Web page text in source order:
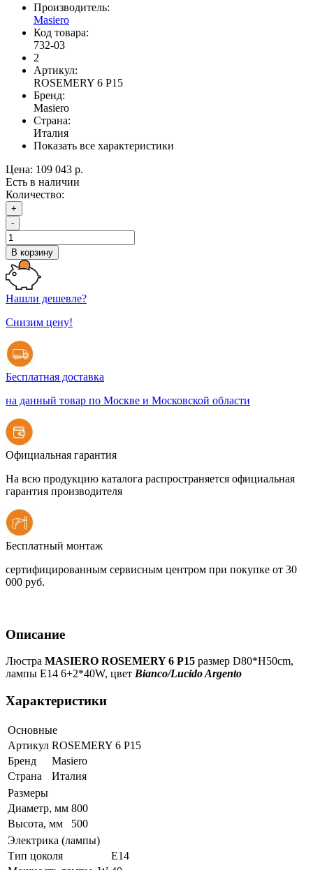
Производитель:
Masiero
Код товара:
732-03
2
Артикул:
ROSEMERY 6 P15
Бренд:
Masiero
Страна:
Италия
Показать все характеристики
Цена: 109 043 р.
Есть в наличии
Количество:
+
-
В корзину
Нашли дешевле?
Снизим цену!
Бесплатная доставка
на данный товар по Москве и Московской области
Официальная гарантия
На всю продукцию каталога распространяется официальная
гарантия производителя
Бесплатный монтаж
сертифицированным сервисным центром при покупке от 30
000 руб.
Описание
Люстра MASIERO ROSEMERY 6 P15 размер D80*H50cm,
лампы E14 6+2*40W, цвет Bianco/Lucido Argento
Характеристики
Основные
Артикул ROSEMERY 6 P15
Бренд
Masiero
Страна
Италия
Размеры
Диаметр, мм 800
Высота, мм
500
Электрика (лампы)
Тип цоколя
Е14